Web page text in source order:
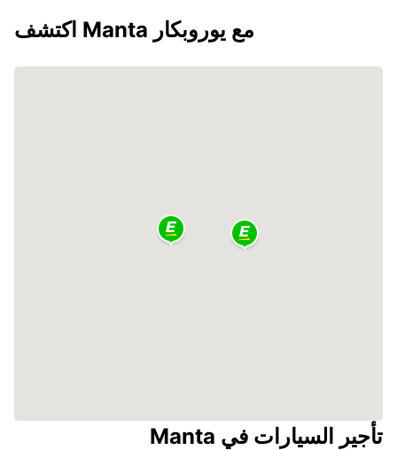
اكتشف Manta مع يوروبكار
تأجير السيارات في Manta